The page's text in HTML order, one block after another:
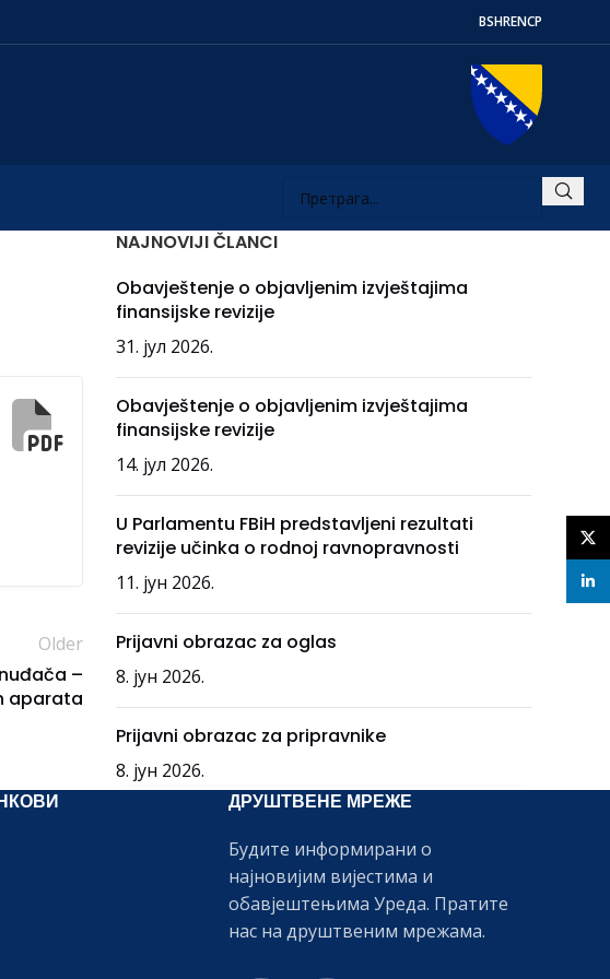
BSHRENСР
Older
–
aparata
NAJNOVIJI ČLANCI
Obavještenje o objavljenim izvještajima
finansijske revizije
31. јул 2026.
Obavještenje o objavljenim izvještajima
finansijske revizije
14. јул 2026.
U Parlamentu FBiH predstavljeni rezultati
revizije učinka o rodnoj ravnopravnosti
11. јун 2026.
Prijavni obrazac za oglas
8. јун 2026.
Prijavni obrazac za pripravnike
8. јун 2026.
ДРУШТВЕНЕ МРЕЖЕ
Будите информирани о
најновијим вијестима и
обавјештењима Уреда. Пратите
нас на друштвеним мрежама.